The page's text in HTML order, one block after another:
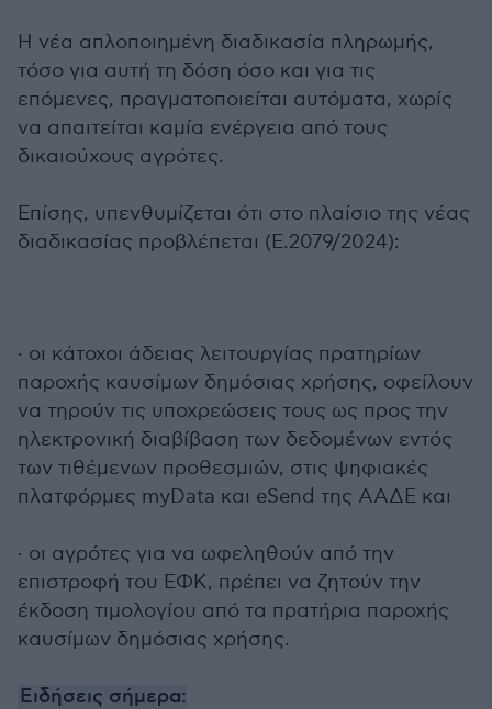
Η νέα απλοποιημένη διαδικασία πληρωμής,
τόσο για αυτή τη δόση όσο και για τις
επόμενες, πραγματοποιείται αυτόματα, χωρίς
να απαιτείται καμία ενέργεια από τους
δικαιούχους αγρότες.
Επίσης, υπενθυμίζεται ότι στο πλαίσιο της νέας
διαδικασίας προβλέπεται (Ε.2079/2024):
· οι κάτοχοι άδειας λειτουργίας πρατηρίων
παροχής καυσίμων δημόσιας χρήσης, οφείλουν
να τηρούν τις υποχρεώσεις τους ως προς την
ηλεκτρονική διαβίβαση των δεδομένων εντός
των τιθέμενων προθεσμιών, στις ψηφιακές
πλατφόρμες myData και eSend της ΑΑΔΕ και
· οι αγρότες για να ωφεληθούν από την
επιστροφή του ΕΦΚ, πρέπει να ζητούν την
έκδοση τιμολογίου από τα πρατήρια παροχής
καυσίμων δημόσιας χρήσης.
Ειδήσεις σήμερα: